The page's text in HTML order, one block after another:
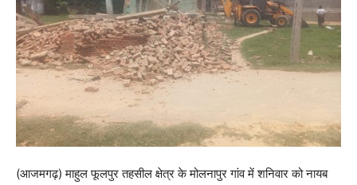
(आजमगढ़) माहुल फूलपुर तहसील क्षेत्र के मोलनापुर गांव में शनिवार को नायब